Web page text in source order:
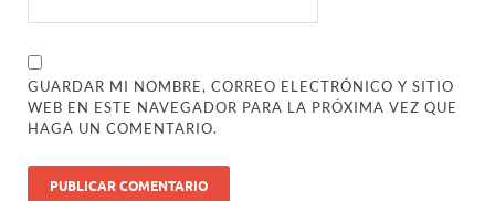
GUARDAR MI NOMBRE, CORREO ELECTRÓNICO Y SITIO
WEB EN ESTE NAVEGADOR PARA LA PRÓXIMA VEZ QUE
HAGA UN COMENTARIO.